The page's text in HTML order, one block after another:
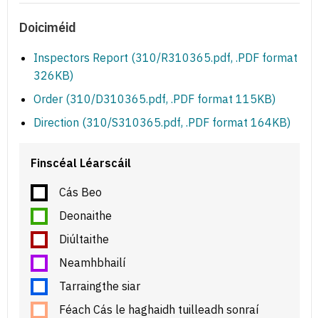
Doiciméid
Inspectors Report (310/R310365.pdf, .PDF format
326KB)
Order (310/D310365.pdf, .PDF format 115KB)
Direction (310/S310365.pdf, .PDF format 164KB)
Finscéal Léarscáil
Cás Beo
Deonaithe
Diúltaithe
Neamhbhailí
Tarraingthe siar
Féach Cás le haghaidh tuilleadh sonraí